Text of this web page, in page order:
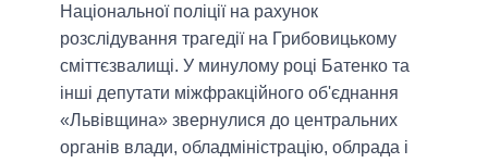
Національної поліції на рахунок
розслідування трагедії на Грибовицькому
сміттєзвалищі. У минулому році Батенко та
інші депутати міжфракційного об'єднання
«Львівщина» звернулися до центральних
органів влади, обладміністрацію, облрада і